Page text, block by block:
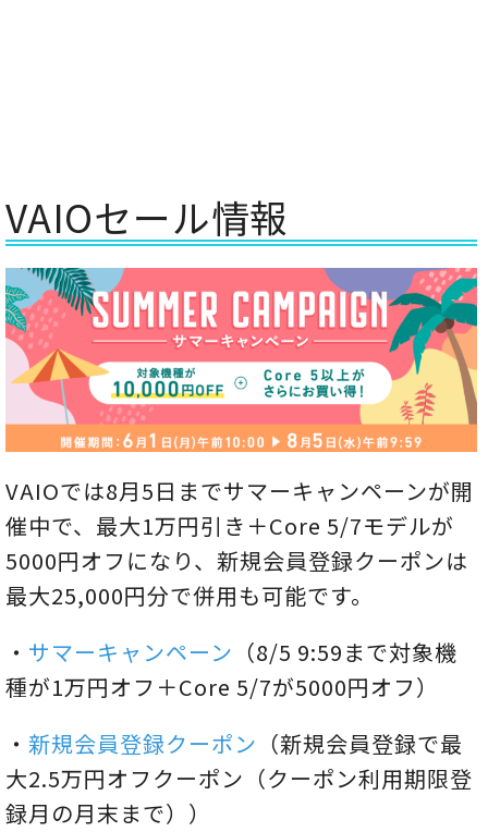
VAIOセール情報
VAIOでは8月5日までサマーキャンペーンが開
催中で、最大1万円引き＋Core 5/7モデルが
5000円オフになり、新規会員登録クーポンは
最大25,000円分で併用も可能です。
・ サマーキャンペーン （8/5 9:59まで対象機
種が1万円オフ＋Core 5/7が5000円オフ）
・ 新規会員登録クーポン （新規会員登録で最
大2.5万円オフクーポン（クーポン利用期限登
録月の月末まで））